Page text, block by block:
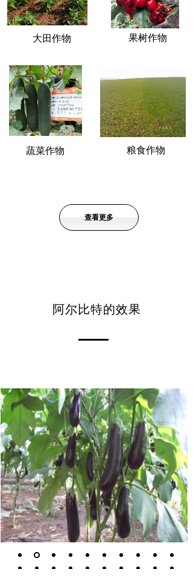
果树作物
大田作物
粮食作物
蔬菜作物
查看更多
阿尔比特的效果
产 地
优 质
精 心
挑 选
科 学
种 植